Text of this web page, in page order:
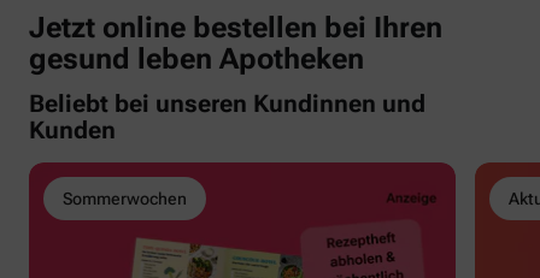
Jetzt online bestellen bei Ihren
gesund leben Apotheken
Beliebt bei unseren Kundinnen und
Kunden
Sommerwochen